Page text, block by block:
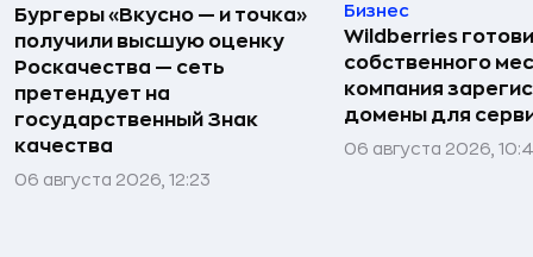
Бургеры «Вкусно — и точка»
получили высшую оценку
Роскачества — сеть
претендует на
государственный Знак
качества
06 августа 2026, 12:23
Бизнес
Wildberries
собственного
компания
домены для
06 августа 2026,